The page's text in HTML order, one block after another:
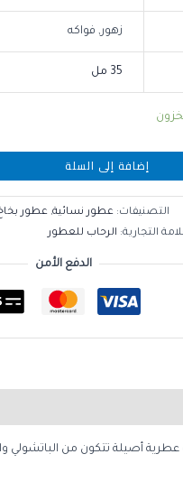
زهور, فواكه
35 مل
إضافة إلى السلة
التصنيفات: عطور نسائية, عطور
التجارية: الرحاب للعطور
الدفع الأمن
أصيلة تتكون من الباتشولي